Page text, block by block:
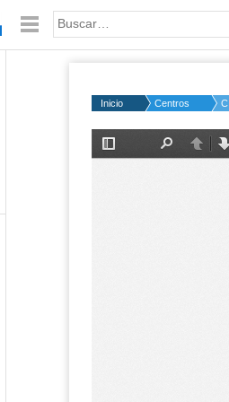
Palabra o frase:
Inicio Centros